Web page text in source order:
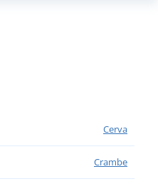
Cerva
Crambe